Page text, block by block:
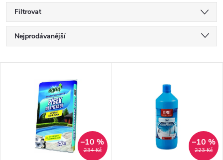
Filtrovat
Ř
a
Nejprodávanější
Abecedně
234 Kč
–10 %
223 Kč
–10 %